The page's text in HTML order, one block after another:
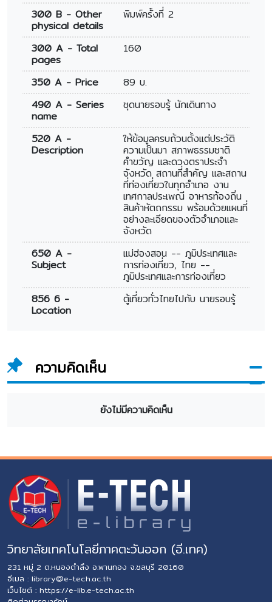
300 B - Other
physical details
พิมพ์ครั้งที่ 2
300 A - Total
pages
160
350 A - Price
89 บ.
490 A - Series
name
ชุดนายรอบรู้ นักเดินทาง
520 A -
Description
ให้ข้อมูลครบถ้วนตั้งแต่ประวัติ
ความเป็นมา สภาพธรรมชาติ
คำขวัญ และดวงตราประจำ
จังหวัด สถานที่สำคัญ และสถาน
ที่ท่องเที่ยวในทุกอำเภอ งาน
เทศกาลประเพณี อาหารท้องถิ่น
สินค้าหัตถกรรม พร้อมด้วยแผนที่
อย่างละเอียดของตัวอำเภอและ
จังหวัด
650 A -
Subject
แม่ฮ่องสอน -- ภูมิประเทศและ
การท่องเที่ยว, ไทย --
ภูมิประเทศและการท่องเที่ยว
856 6 -
Location
ตู้เที่ยวทั่วไทยไปกับ นายรอบรู้
ความคิดเห็น
ยังไม่มีความคิดเห็น
วิทยาลัยเทคโนโลยีภาคตะวันออก (อี.เทค)
231 หมู่ 2 ต.หนองตำลึง อ.พานทอง จ.ชลบุรี 20160
อีเมล : library@e-tech.ac.th
เว็บไซต์ : https://e-lib.e-tech.ac.th